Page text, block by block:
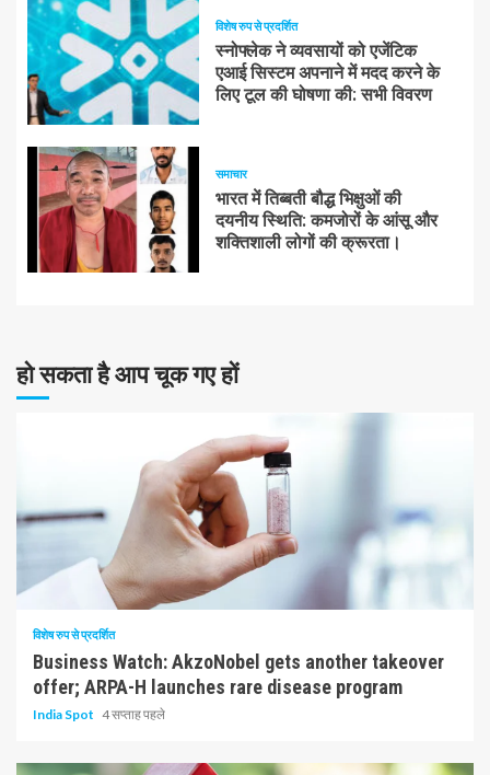
विशेष रुप से प्रदर्शित
स्नोफ्लेक ने व्यवसायों को एजेंटिक
एआई सिस्टम अपनाने में मदद करने के
लिए टूल की घोषणा की: सभी विवरण
समाचार
भारत में तिब्बती बौद्ध भिक्षुओं की
दयनीय स्थिति: कमजोरों के आंसू और
शक्तिशाली लोगों की क्रूरता।
हो सकता है आप चूक गए हों
10 न्यूनतम पढ़ा
विशेष रुप से प्रदर्शित
Business Watch: AkzoNobel gets another takeover
offer; ARPA-H launches rare disease program
India Spot 4 सप्ताह पहले